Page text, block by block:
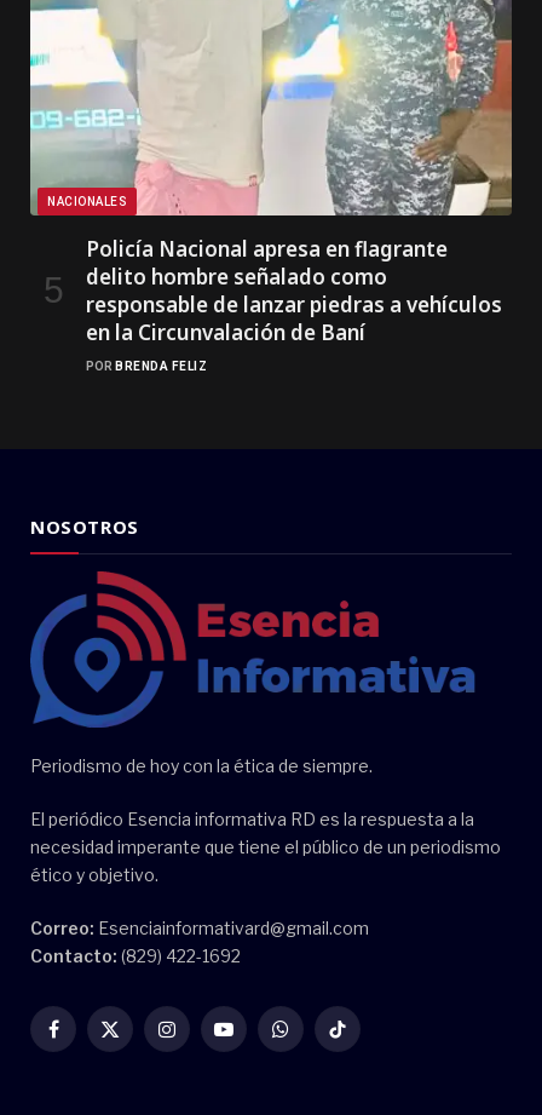
NACIONALES
Policía Nacional apresa en flagrante
delito hombre señalado como
responsable de lanzar piedras a vehículos
en la Circunvalación de Baní
POR BRENDA FELIZ
NOSOTROS
Periodismo de hoy con la ética de siempre.
El periódico Esencia informativa RD es la respuesta a la
necesidad imperante que tiene el público de un periodismo
ético y objetivo.
Correo: Esenciainformativard@gmail.com
Contacto: (829) 422-1692
Facebook
X
InstagramYouTubeWhatsAppTikTok